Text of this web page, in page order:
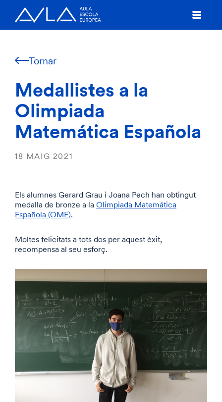
Tornar
Medallistes a la
Olimpiada
Matemática Española
18 MAIG 2021
Els alumnes Gerard Grau i Joana Pech han obtingut
medalla de bronze a la Olimpiada Matemática
Española (OME).
Moltes felicitats a tots dos per aquest èxit,
recompensa al seu esforç.